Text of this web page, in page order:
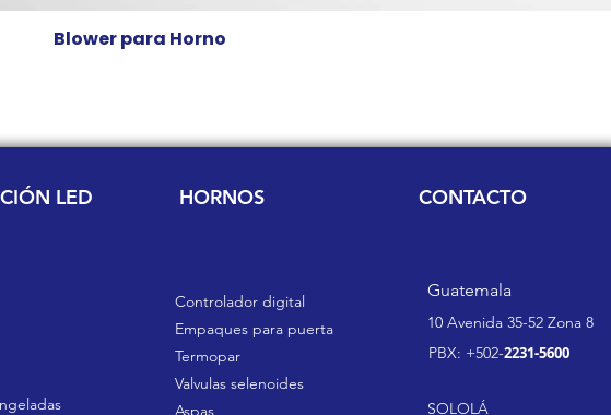
Blower para Horno
LED HORNOS CONTACTO
Controlador digital
Empaques para puerta
Termopar
Valvulas selenoides
Aspas
Guatemala
10 Avenida 35-52 Zona 8
PBX: +502-2231-5600
SOLOLÁ